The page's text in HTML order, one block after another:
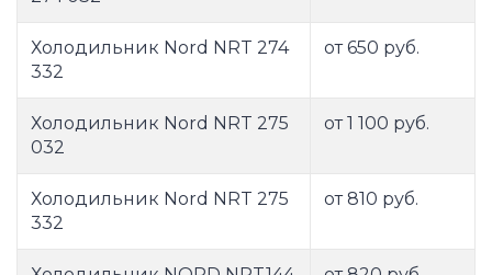
Холодильник Nord NRT 274
332
от 650 руб.
Холодильник Nord NRT 275
032
от 1 100 руб.
Холодильник Nord NRT 275
332
от 810 руб.